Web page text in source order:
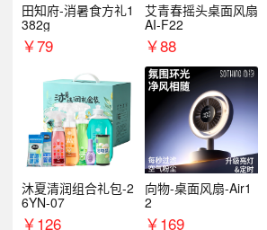
田知府-消暑食方礼1
382g
￥79
艾青春摇头桌面风扇
AI-F22
￥88
沐夏清润组合礼包-2
6YN-07
￥126
向物-桌面风扇-Air1
2
￥169